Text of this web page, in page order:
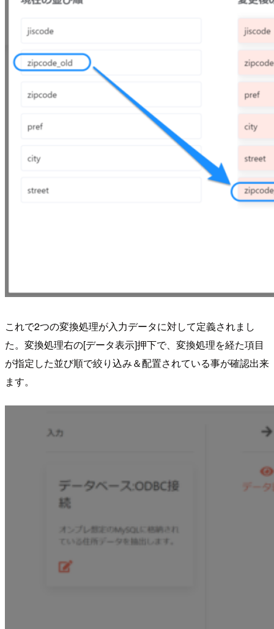
これで2つの変換処理が入力データに対して定義されまし
た。変換処理右の[データ表示]押下で、変換処理を経た項目
が指定した並び順で絞り込み＆配置されている事が確認出来
ます。